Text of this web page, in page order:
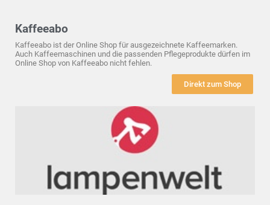
Kaffeeabo
Kaffeeabo ist der Online Shop für ausgezeichnete Kaffeemarken.
Auch Kaffeemaschinen und die passenden Pflegeprodukte dürfen im
Online Shop von Kaffeeabo nicht fehlen.
Direkt zum Shop